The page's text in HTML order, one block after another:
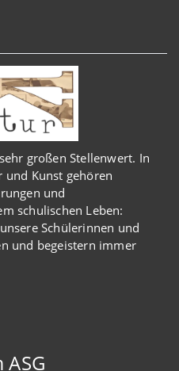
großen Stellenwert. In
und Kunst gehören
und
schulischen Leben:
Schülerinnen und
und begeistern immer